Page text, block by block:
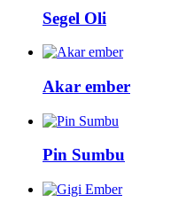
Segel Oli
Akar ember
Pin Sumbu